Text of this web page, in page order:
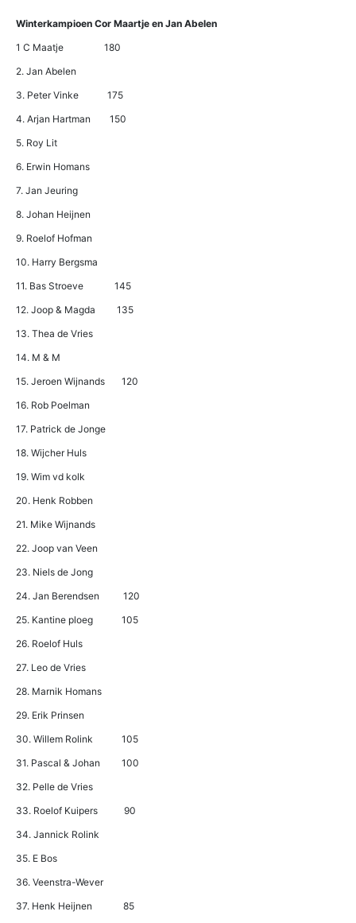
Winterkampioen Cor Maartje en Jan Abelen
1 C Maatje 180
2. Jan Abelen
3. Peter Vinke 175
4. Arjan Hartman 150
5. Roy Lit
6. Erwin Homans
7. Jan Jeuring
8. Johan Heijnen
9. Roelof Hofman
10. Harry Bergsma
11. Bas Stroeve 145
12. Joop & Magda 135
13. Thea de Vries
14. M & M
15. Jeroen Wijnands 120
16. Rob Poelman
17. Patrick de Jonge
18. Wijcher Huls
19. Wim vd kolk
20. Henk Robben
21. Mike Wijnands
22. Joop van Veen
23. Niels de Jong
24. Jan Berendsen 120
25. Kantine ploeg 105
26. Roelof Huls
27. Leo de Vries
28. Marnik Homans
29. Erik Prinsen
30. Willem Rolink 105
31. Pascal & Johan 100
32. Pelle de Vries
33. Roelof Kuipers 90
34. Jannick Rolink
35. E Bos
36. Veenstra-Wever
37. Henk Heijnen 85